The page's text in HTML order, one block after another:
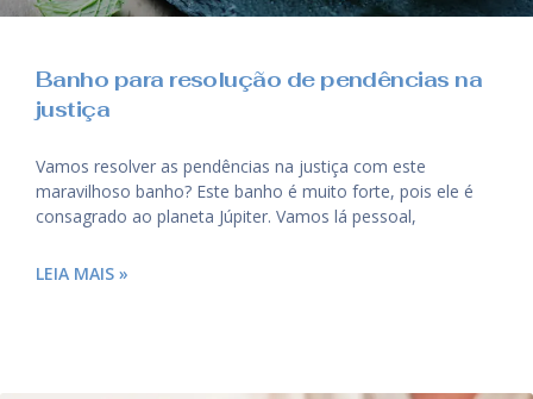
Banho para resolução de pendências na
justiça
Vamos resolver as pendências na justiça com este
maravilhoso banho? Este banho é muito forte, pois ele é
consagrado ao planeta Júpiter. Vamos lá pessoal,
LEIA MAIS »